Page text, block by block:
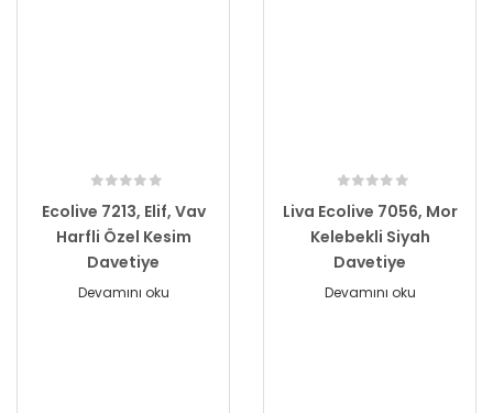
Ecolive 7213, Elif, Vav
Harfli Özel Kesim
Davetiye
Devamını oku
Liva Ecolive 7056, Mor
Kelebekli Siyah
Davetiye
Devamını oku